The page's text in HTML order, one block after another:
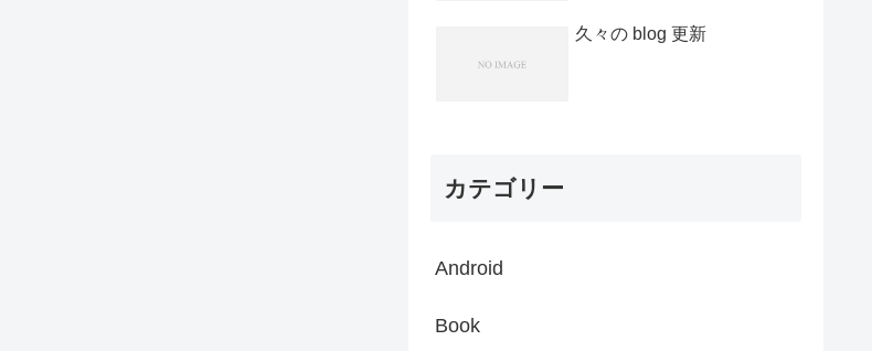
久々の blog 更新
カテゴリー
Android
Book